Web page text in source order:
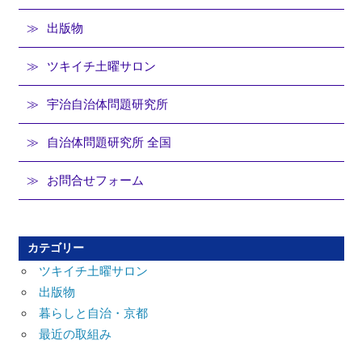
出版物
ツキイチ土曜サロン
宇治自治体問題研究所
自治体問題研究所 全国
お問合せフォーム
カテゴリー
ツキイチ土曜サロン
出版物
暮らしと自治・京都
最近の取組み